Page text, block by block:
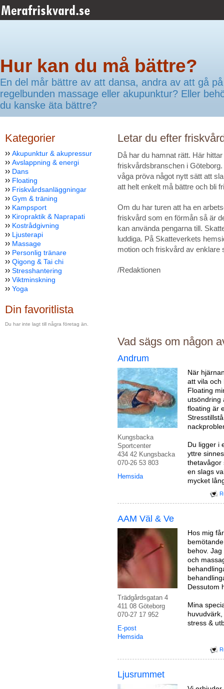
Hur kan du må bättre?
En del mår bättre av att dansa, andra av att gå på
regelbunden massage eller akupunktur? Eller
du kanske äta bättre?
Kategorier
›› Akupunktur & akupressur
›› Avslappning & energi
›› Dans
›› Floating
›› Friskvårdsanläggningar
›› Gym & träning
›› Kampsport
›› Kiropraktik & Naprapati
›› Kostrådgivning
›› Ljusterapi
›› Massage
›› Personlig tränare
›› Qigong & Tai chi
›› Stresshantering
›› Viktminskning
›› Yoga
Din favoritlista
Du har inte lagt till några företag än.
Letar du efter
Då har du hamnat rätt. Här
friskvårdsbranschen i
våga pröva något nytt sätt att
att helt enkelt må bättre och bli
Om du har turen att ha en
friskvård som en förmån så är
kan använda pengarna till.
luddiga. På Skatteverkets
motion och friskvård av enklare
/Redaktionen
Vad sägs om någon
Andrum
Kungsbacka
Sportcenter
434 42 Kungsbacka
070-26 53 803
Hemsida
När
att vila och
Floating
utsöndring
floating är
Du ligger i
yttre
thetavågor
en slags
mycket
AAM Väl & Ve
Trädgårdsgatan 4
411 08 Göteborg
070-27 17 952
E-post
Hemsida
Hos mig
behov.
och
Dessutom
Mina
stress &
Ljusrummet